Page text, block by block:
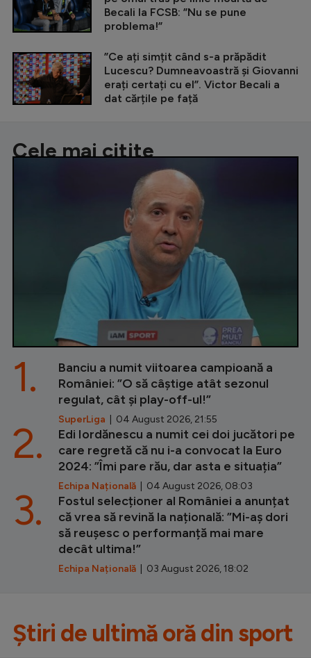
Becali la FCSB: ”Nu se pune
problema!”
”Ce ați simțit când s-a prăpădit
Lucescu? Dumneavoastră și Giovanni
erați certați cu el”. Victor Becali a
dat cărțile pe față
Cele mai citite
Banciu a numit viitoarea campioană a
României: ”O să câștige atât sezonul
regulat, cât și play-off-ul!”
SuperLiga | 04 August 2026, 21:55
1.
Edi Iordănescu a numit cei doi jucători pe
care regretă că nu i-a convocat la Euro
2024: ”Îmi pare rău, dar asta e situația”
Echipa Națională | 04 August 2026, 08:03
2.
Fostul selecționer al României a anunțat
că vrea să revină la națională: ”Mi-aș dori
să reușesc o performanță mai mare
decât ultima!”
Echipa Națională | 03 August 2026, 18:02
3.
Știri de ultimă oră din sport